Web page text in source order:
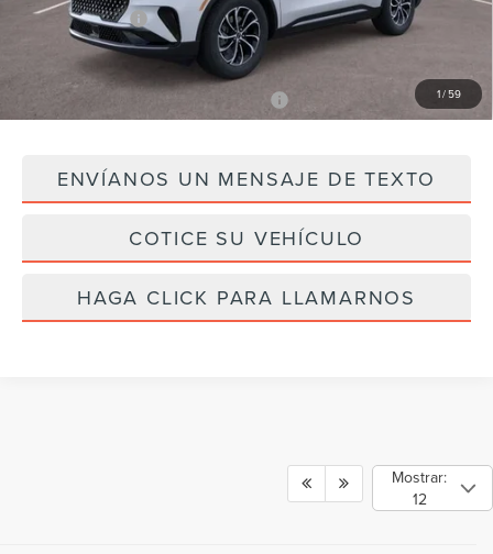
1/59
Ofertas Lincoln: -$5,000
Precio Final
$2,000
ENVÍANOS UN MENSAJE DE TEXTO
COTICE SU VEHÍCULO
HAGA CLICK PARA LLAMARNOS
Mostrar:
12